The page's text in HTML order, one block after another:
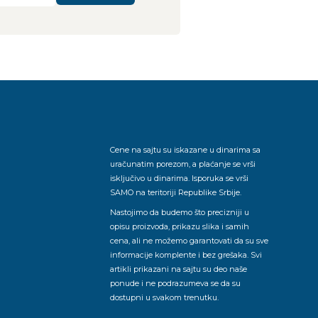
Cene na sajtu su iskazane u dinarima sa
uračunatim porezom, a plaćanje se vrši
isključivo u dinarima. Isporuka se vrši
SAMO na teritoriji Republike Srbije.
Nastojimo da budemo što precizniji u
opisu proizvoda, prikazu slika i samih
cena, ali ne možemo garantovati da su sve
informacije komplente i bez grešaka. Svi
artikli prikazani na sajtu su deo naše
ponude i ne podrazumeva se da su
dostupni u svakom trenutku.